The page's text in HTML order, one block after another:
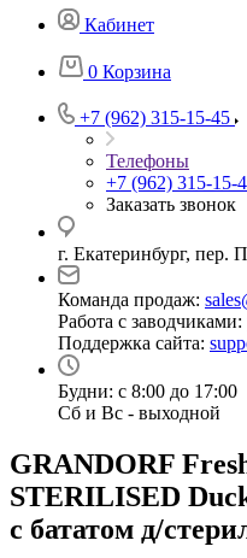
Кабинет
0 Корзина
+7 (962) 315-15-45
Телефоны
+7 (962) 315-15-
Заказать звонок
г. Екатеринбург, пер.
Команда продаж:
Работа с заводчиками:
Поддержка сайта:
Будни: с 8:00 до 17:00
Сб и Вс - выходной
GRANDORF
STERILISED
с бататом д/